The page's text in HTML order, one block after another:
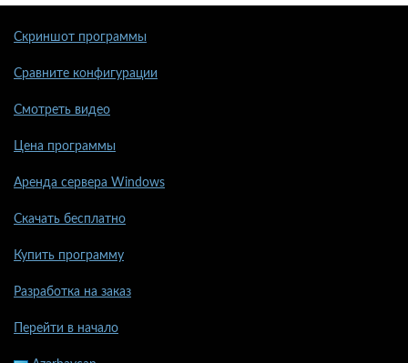
Скриншот программы
Сравните конфигурации
Смотреть видео
Цена программы
Аренда сервера Windows
Скачать бесплатно
Купить программу
Разработка на заказ
Перейти в начало